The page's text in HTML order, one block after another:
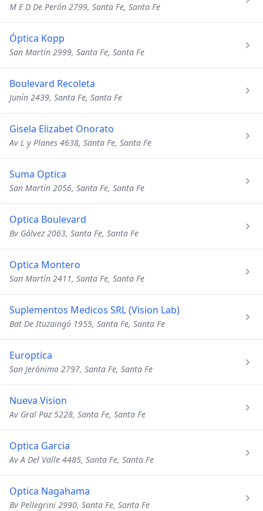
M E D De Perón 2799, Santa Fe, Santa Fe
Óptica Kopp
San Martín 2999, Santa Fe, Santa Fe
Boulevard Recoleta
Junín 2439, Santa Fe, Santa Fe
Gisela Elizabet Onorato
Av L y Planes 4638, Santa Fe, Santa Fe
Suma Optica
San Martín 2056, Santa Fe, Santa Fe
Optica Boulevard
Bv Gálvez 2063, Santa Fe, Santa Fe
Optica Montero
San Martín 2411, Santa Fe, Santa Fe
Suplementos Medicos SRL (Vision Lab)
Bat De Ituzaingó 1955, Santa Fe, Santa Fe
Europtica
San Jerónimo 2797, Santa Fe, Santa Fe
Nueva Vision
Av Gral Paz 5228, Santa Fe, Santa Fe
Optica Garcia
Av A Del Valle 4485, Santa Fe, Santa Fe
Optica Nagahama
Bv Pellegrini 2990, Santa Fe, Santa Fe